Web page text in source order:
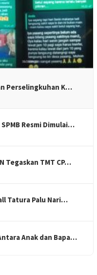
Perselingkuhan K…
Resmi Dimulai…
Tegaskan TMT CP…
Tatura Palu Nari…
Anak dan Bapa…